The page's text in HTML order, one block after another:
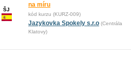
ŠJ
na míru
kód kurzu (KURZ-009)
Jazykovka Spokely s.r.o (Centrála
Klatovy)